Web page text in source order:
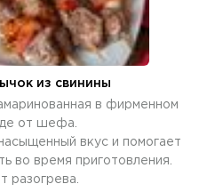
из свинины
в фирменном
от шефа.
вкус и помогает
во время приготовления.
разогрева.